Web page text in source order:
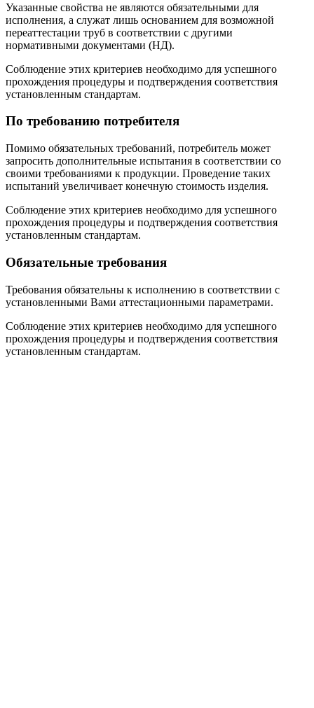
Указанные свойства не являются обязательными для
исполнения, а служат лишь основанием для возможной
переаттестации труб в соответствии с другими
нормативными документами (НД).
Соблюдение этих критериев необходимо для успешного
прохождения процедуры и подтверждения соответствия
установленным стандартам.
По требованию потребителя
Помимо обязательных требований, потребитель может
запросить дополнительные испытания в соответствии со
своими требованиями к продукции. Проведение таких
испытаний увеличивает конечную стоимость изделия.
Соблюдение этих критериев необходимо для успешного
прохождения процедуры и подтверждения соответствия
установленным стандартам.
Обязательные требования
Требования обязательны к исполнению в соответствии с
установленными Вами аттестационными параметрами.
Соблюдение этих критериев необходимо для успешного
прохождения процедуры и подтверждения соответствия
установленным стандартам.